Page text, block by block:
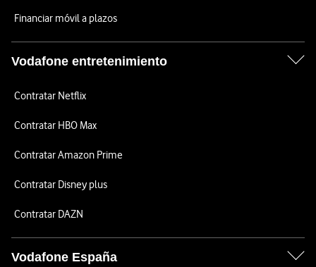
Financiar móvil a plazos
Vodafone entretenimiento
Contratar Netflix
Contratar HBO Max
Contratar Amazon Prime
Contratar Disney plus
Contratar DAZN
Vodafone España